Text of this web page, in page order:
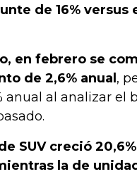
de 16% versus
en febrero se
de 2,6% anual ,
al analizar el
SUV creció
la de